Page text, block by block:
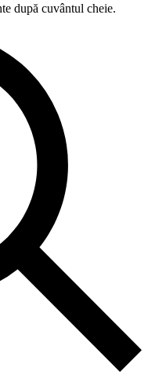
după cuvântul cheie.